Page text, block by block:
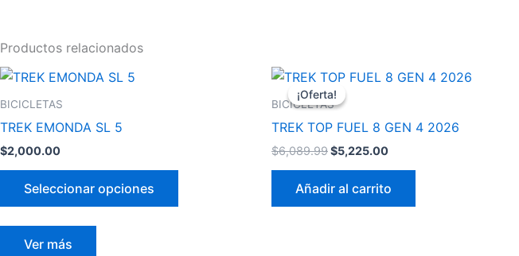
Productos relacionados
BICICLETAS
TREK EMONDA SL 5
$2,000.00
Seleccionar opciones
Ver más
¡Oferta!
¡Oferta!
BICICLETAS
TREK TOP FUEL 8 GEN 4 2026
$6,089.99
El
precio
original
$6,089.99.
$5,225.00
El
$5,225.00.
Añadir al carrito